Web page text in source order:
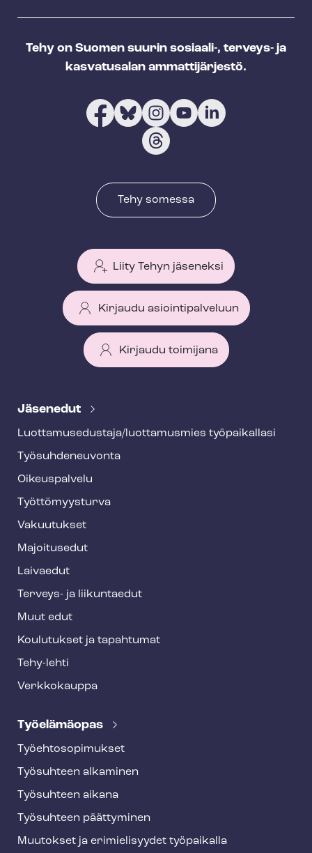
Tehy on Suomen suurin sosiaali-, terveys- ja
kasvatusalan ammattijärjestö.
Tehy somessa
Liity Tehyn jäseneksi
Kirjaudu asiointipalveluun
Kirjaudu toimijana
e
f
o
o
t
e
Jäsenedut
Luot­ta­muse­dus­ta­ja/luottamusmies työpaikallasi
Työ­suh­de­neu­von­ta
Oikeuspalvelu
Työt­tö­myys­tur­va
Vakuutukset
Majoitusedut
Laivaedut
Terveys- ja liikuntaedut
Muut edut
Koulutukset ja tapahtumat
Tehy-lehti
Verkkokauppa
Työelämäopas
Työ­eh­to­so­pi­muk­set
Työsuhteen alkaminen
Työsuhteen aikana
Työsuhteen päättyminen
Muutokset ja erimielisyydet työpaikalla